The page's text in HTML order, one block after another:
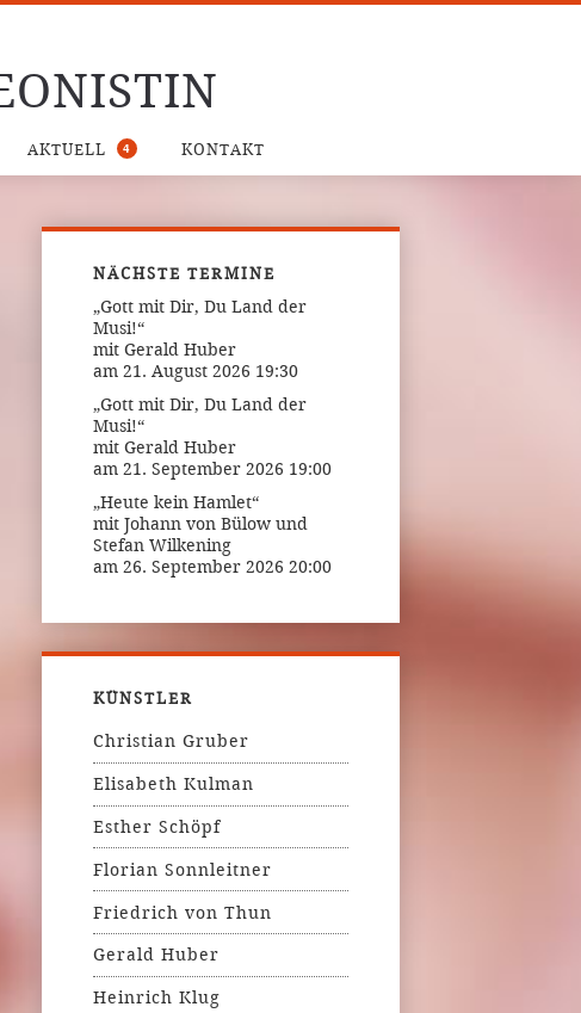
AKTUELL 4 KONTAKT
NÄCHSTE TERMINE
„Gott mit Dir, Du Land der
Musi!“
mit Gerald Huber
am 21. August 2026 19:30
„Gott mit Dir, Du Land der
Musi!“
mit Gerald Huber
am 21. September 2026 19:00
„Heute kein Hamlet“
mit Johann von Bülow und
Stefan Wilkening
am 26. September 2026 20:00
KÜNSTLER
Christian Gruber
Elisabeth Kulman
Esther Schöpf
Florian Sonnleitner
Friedrich von Thun
Gerald Huber
Heinrich Klug